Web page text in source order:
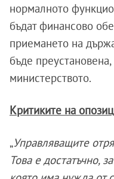
нормалното
бъдат финансово
приемането на
бъде
министерството.
Критиките на
„Управляващите
Това е достатъчно,